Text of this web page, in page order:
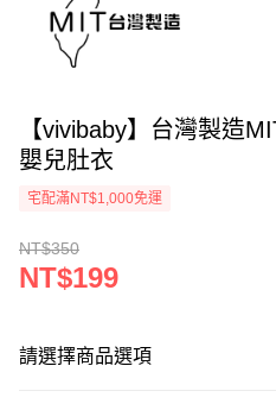
【vivibaby】台灣製造
嬰兒肚衣
宅配滿NT$1,000免運
NT$350
NT$199
請選擇商品選項